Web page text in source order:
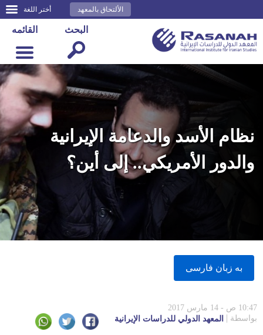
أختر اللغة الألتحاق بالمعهد
القائمه البحث
نظام الأسد والدعامة الإيرانية
والدور الأمريكي.. إلى أين؟
به زبان فارسى
10:47 ص - 14 مارس 2017
بواسطة
المعهد الدولي للدراسات الإيرانية